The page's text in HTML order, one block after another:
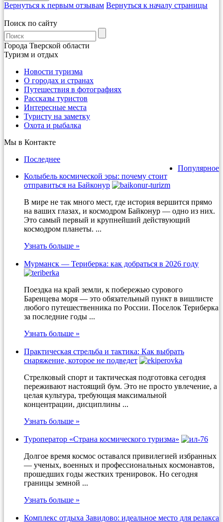
Вернуться к первым отзывам Вернуться к началу страницы
Поиск по сайту
Города Тверской области
Туризм и отдых
Новости туризма
О городах и странах
Путешествия в фотографиях
Рассказы туристов
Интересные места
Туристу на заметку
Охота и рыбалка
Мы в Контакте
Последнее
Популярное
Колыбель космической эры: почему стоит
отправиться на Байконур
В мире не так много мест, где история вершится прямо
на ваших глазах, и космодром Байконур — одно из них.
Это самый первый и крупнейший действующий
космодром планеты. ...
Узнать больше »
Мурманск — Териберка: как добраться в 2026 году
Поездка на край земли, к побережью сурового
Баренцева моря — это обязательный пункт в вишлисте
любого путешественника по России. Поселок Териберка
за последние годы ...
Узнать больше »
Практическая стрельба и тактика: Как выбрать
снаряжение, которое не подведет
Стрелковый спорт и тактическая подготовка сегодня
переживают настоящий бум. Это не просто увлечение, а
целая культура, требующая максимальной
концентрации, дисциплины ...
Узнать больше »
Туроператор «Страна космического туризма»
Долгое время космос оставался привилегией избранных
— ученых, военных и профессиональных космонавтов,
прошедших годы жестких тренировок. Но сегодня
границы земной ...
Узнать больше »
Комплекс отдыха Завидово: идеальное место для релакса